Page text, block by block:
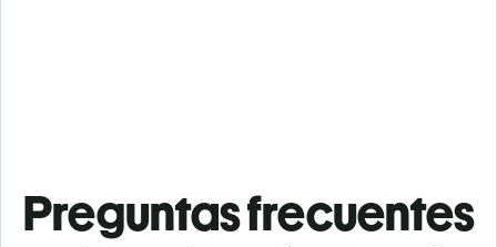
Preguntas frecuentes